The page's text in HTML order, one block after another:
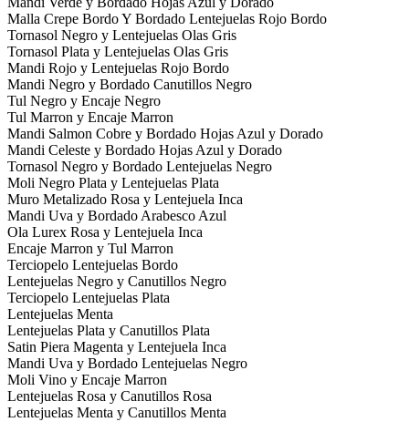
Malla Crepe Bordo Y Bordado Lentejuelas Rojo Bordo
Tornasol Negro y Lentejuelas Olas Gris
Tornasol Plata y Lentejuelas Olas Gris
Mandi Rojo y Lentejuelas Rojo Bordo
Mandi Negro y Bordado Canutillos Negro
Tul Negro y Encaje Negro
Tul Marron y Encaje Marron
Mandi Salmon Cobre y Bordado Hojas Azul y Dorado
Mandi Celeste y Bordado Hojas Azul y Dorado
Tornasol Negro y Bordado Lentejuelas Negro
Moli Negro Plata y Lentejuelas Plata
Muro Metalizado Rosa y Lentejuela Inca
Mandi Uva y Bordado Arabesco Azul
Ola Lurex Rosa y Lentejuela Inca
Encaje Marron y Tul Marron
Terciopelo Lentejuelas Bordo
Lentejuelas Negro y Canutillos Negro
Terciopelo Lentejuelas Plata
Lentejuelas Menta
Lentejuelas Plata y Canutillos Plata
Satin Piera Magenta y Lentejuela Inca
Mandi Uva y Bordado Lentejuelas Negro
Moli Vino y Encaje Marron
Lentejuelas Rosa y Canutillos Rosa
Lentejuelas Menta y Canutillos Menta